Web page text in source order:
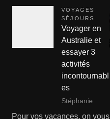
VOYAGES
SÉJOURS
Voyager en
Australie et
essayer 3
activités
incontournabl
es
Stéphanie
Pour vos vacances, on vous